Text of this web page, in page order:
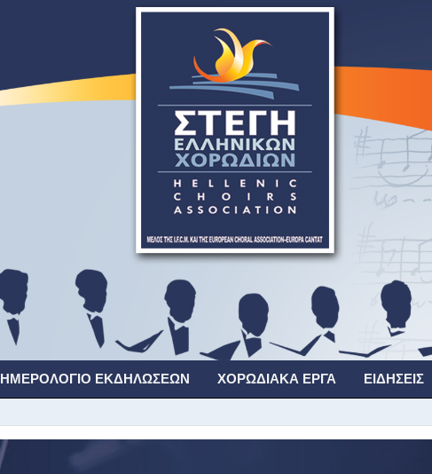
ΗΜΕΡΟΛΌΓΙΟ ΕΚΔΗΛΏΣΕΩΝ ΧΟΡΩΔΙΑΚΆ ΈΡΓΑ ΕΙΔΉΣΕΙΣ